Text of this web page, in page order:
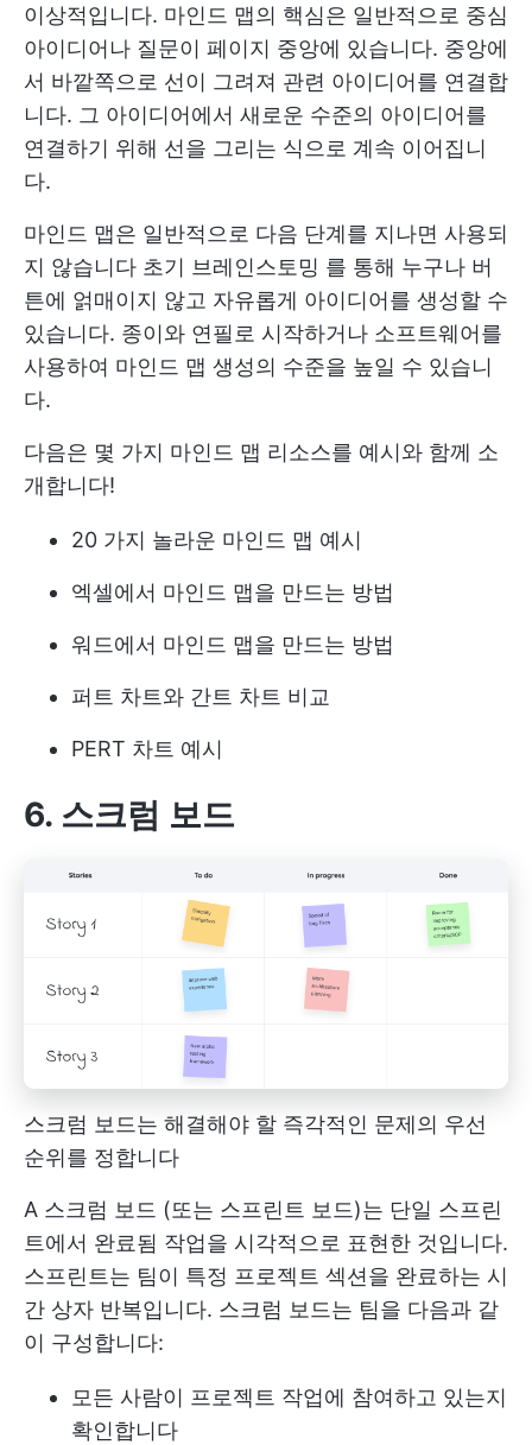
이상적입니다. 마인드 맵의 핵심은 일반적으로 중심
아이디어나 질문이 페이지 중앙에 있습니다. 중앙에
서 바깥쪽으로 선이 그려져 관련 아이디어를 연결합
니다. 그 아이디어에서 새로운 수준의 아이디어를
연결하기 위해 선을 그리는 식으로 계속 이어집니
다.
마인드 맵은 일반적으로 다음 단계를 지나면 사용되
지 않습니다 초기 브레인스토밍 를 통해 누구나 버
튼에 얽매이지 않고 자유롭게 아이디어를 생성할 수
있습니다. 종이와 연필로 시작하거나 소프트웨어를
사용하여 마인드 맵 생성의 수준을 높일 수 있습니
다.
다음은 몇 가지 마인드 맵 리소스를 예시와 함께 소
개합니다!
20 가지 놀라운 마인드 맵 예시
엑셀에서 마인드 맵을 만드는 방법
워드에서 마인드 맵을 만드는 방법
퍼트 차트와 간트 차트 비교
PERT 차트 예시
6. 스크럼 보드
스크럼 보드는 해결해야 할 즉각적인 문제의 우선
순위를 정합니다
A 스크럼 보드 (또는 스프린트 보드)는 단일 스프린
트에서 완료됨 작업을 시각적으로 표현한 것입니다.
스프린트는 팀이 특정 프로젝트 섹션을 완료하는 시
간 상자 반복입니다. 스크럼 보드는 팀을 다음과 같
이 구성합니다:
모든 사람이 프로젝트 작업에 참여하고 있는지
확인합니다